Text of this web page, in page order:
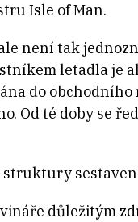
Isle of Man.
není tak
letadla je
do
Od té doby se
důležitým